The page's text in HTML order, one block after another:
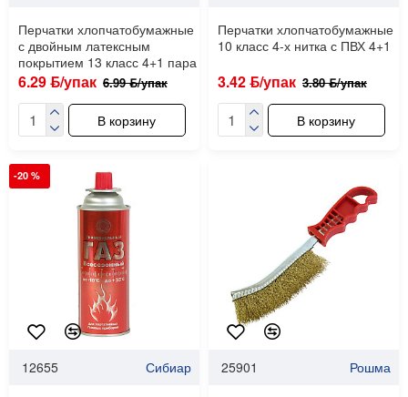
Перчатки хлопчатобумажные
с двойным латексным
покрытием 13 класс 4+1 пара
6.29 ƃ/упак 6.99 ƃ/упак
В корзину
Перчатки хлопчатобумажные
10 класс 4-х нитка с ПВХ 4+1
3.42 ƃ/упак 3.80 ƃ/упак
В корзину
-20 %
12655 Сибиар 25901 Рошма